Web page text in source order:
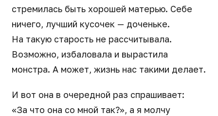
стремилась быть хорошей матерью. Себе
ничего, лучший кусочек — доченьке.
На такую старость не рассчитывала.
Возможно, избаловала и вырастила
монстра. А может, жизнь нас такими делает.
И вот она в очередной раз спрашивает:
«За что она со мной так?», а я молчу